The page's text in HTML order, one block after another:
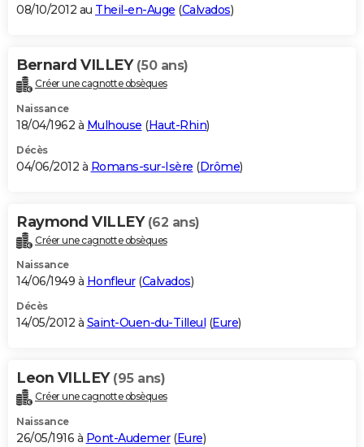
08/10/2012 au Theil-en-Auge (Calvados)
Bernard VILLEY (50 ans)
Créer une cagnotte obsèques
Naissance
18/04/1962 à Mulhouse (Haut-Rhin)
Décès
04/06/2012 à Romans-sur-Isère (Drôme)
Raymond VILLEY (62 ans)
Créer une cagnotte obsèques
Naissance
14/06/1949 à Honfleur(Calvados)
Décès
14/05/2012 à Saint-Ouen-du-Tilleul (Eure)
Leon VILLEY (95 ans)
Créer une cagnotte obsèques
Naissance
26/05/1916 à Pont-Audemer(Eure)